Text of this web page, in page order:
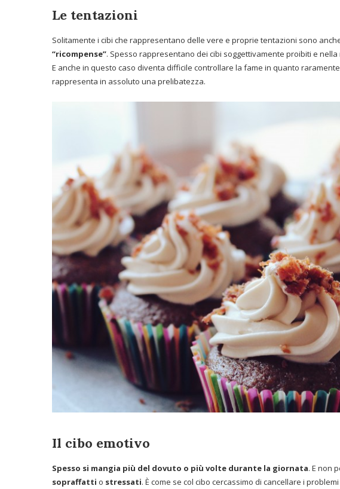
Le tentazioni
Solitamente i cibi che rappresentano delle vere e proprie tentazioni sono
“ricompense”. Spesso rappresentano dei cibi soggettivamente proibiti e
E anche in questo caso diventa difficile controllare la fame in quanto
rappresenta in assoluto una prelibatezza.
Il cibo emotivo
Spesso si mangia più del dovuto o più volte durante la giornata. E non
sopraffatti o stressati. È come se col cibo cercassimo di cancellare i